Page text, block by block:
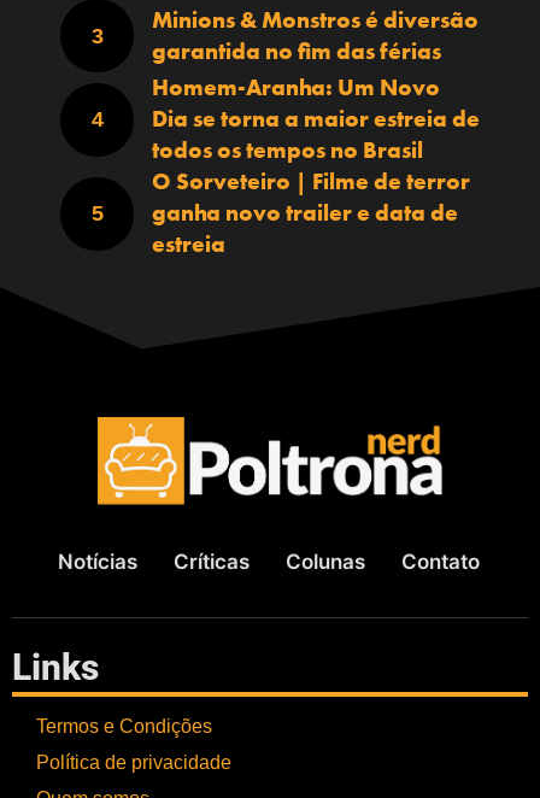
Minions & Monstros é diversão
garantida no fim das férias
Homem-Aranha: Um Novo
Dia se torna a maior estreia de
todos os tempos no Brasil
O Sorveteiro | Filme de terror
ganha novo trailer e data de
estreia
Notícias Críticas Colunas Contato
Links
Termos e Condições
Política de privacidade